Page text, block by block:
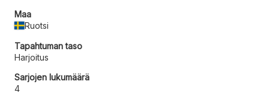
Maa
Ruotsi
Tapahtuman taso
Harjoitus
Sarjojen lukumäärä
4